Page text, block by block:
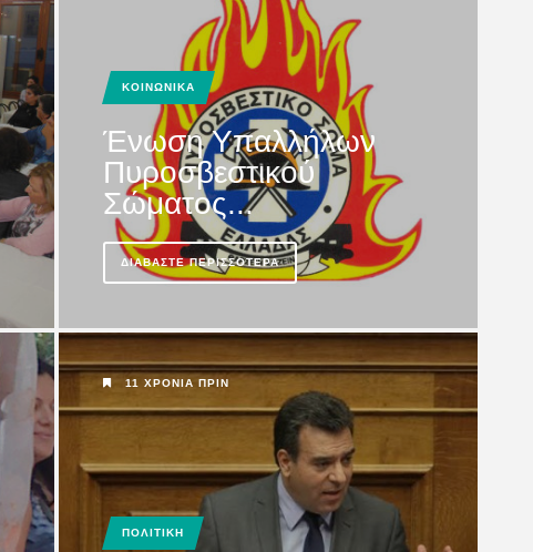
Κάσο: Είχαμε
χαθεί
ΚΟΙΝΩΝΙΚΑ
Ένωση Υπαλλήλων
Πυροσβεστικού
Σώματος...
ΔΙΑΒΆΣΤΕ ΠΕΡΙΣΣΌΤΕΡΑ
11 ΧΡΌΝΙΑ ΠΡΙΝ
ΠΟΛΙΤΙΚΗ